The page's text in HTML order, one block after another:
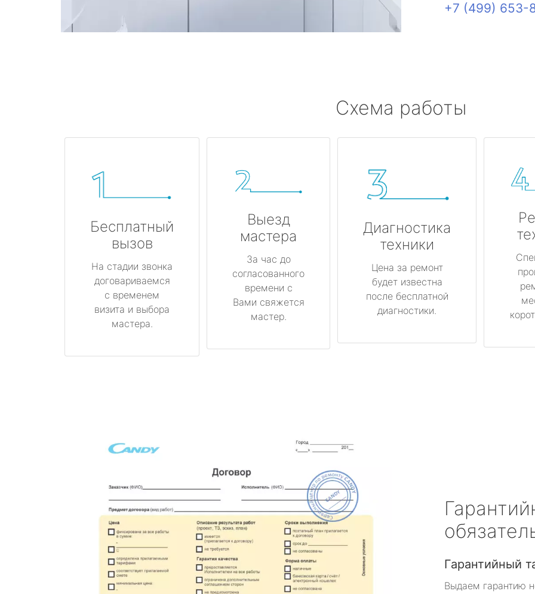
+7 (499) 653-
Схема работы
Бесплатный
вызов
На стадии звонка
договариваемся
с временем
визита и выбора
мастера.
Выезд
мастера
За час до
согласованного
времени с
Вами свяжется
мастер.
Диагностика
техники
Цена за ремонт
будет известна
после бесплатной
диагностики.
Гарантийный
Выдаем гарантию